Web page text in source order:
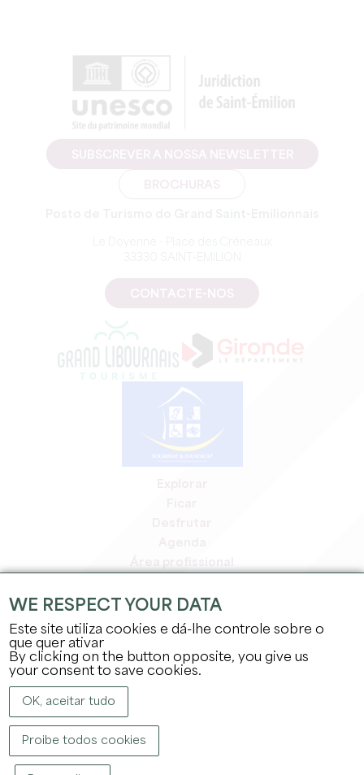
Área profissional
Área de imprensa
Empregos e estágios
Política de privacidade
WE RESPECT YOUR DATA
Este site utiliza cookies e dá-lhe controle sobre o
que quer ativar
By clicking on the button opposite, you give us
your consent to save cookies.
OK, aceitar tudo
Proibe todos cookies